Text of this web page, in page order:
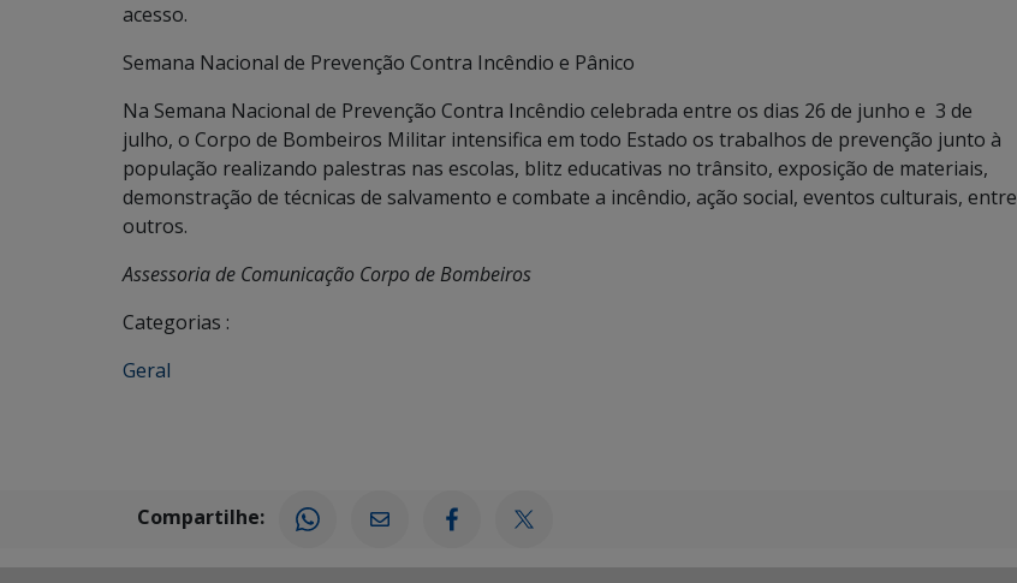
acesso.
Semana Nacional de Prevenção Contra Incêndio e Pânico
Na Semana Nacional de Prevenção Contra Incêndio celebrada entre os dias 26 de junho e 3 de
julho, o Corpo de Bombeiros Militar intensifica em todo Estado os trabalhos de prevenção junto à
população realizando palestras nas escolas, blitz educativas no trânsito, exposição de materiais,
demonstração de técnicas de salvamento e combate a incêndio, ação social, eventos culturais, entre
outros.
Assessoria de Comunicação Corpo de Bombeiros
Categorias :
Geral
Compartilhe: